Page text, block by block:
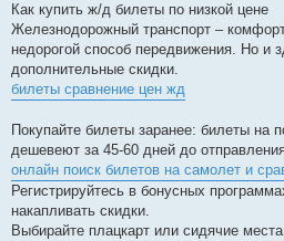
Как купить ж/д билеты по низкой цене
Железнодорожный транспорт –
недорогой способ передвижения. Но и
дополнительные скидки.
билеты сравнение цен жд
Покупайте билеты заранее: билеты на
дешевеют за 45-60 дней до
онлайн поиск билетов на самолет и
Регистрируйтесь в бонусных
накапливать скидки.
Выбирайте плацкарт или сидячие